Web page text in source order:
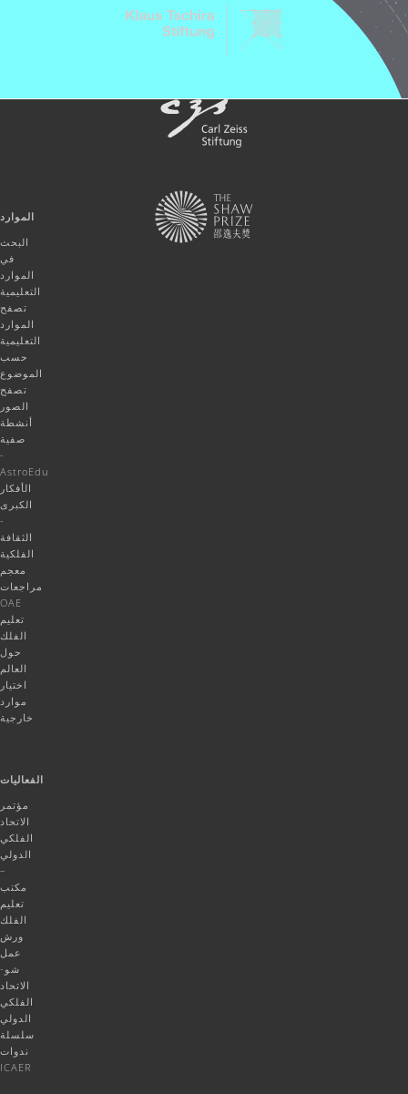
الموارد
البحث
في
الموارد
التعليمية
تصفح
الموارد
التعليمية
حسب
الموضوع
تصفح
الصور
أنشطة
صفية
-
AstroEdu
الأفكار
الكبرى
-
الثقافة
الفلكية
معجم
مراجعات
OAE
تعليم
الفلك
حول
العالم
اختيار
موارد
خارجية
الفعاليات
مؤتمر
الاتحاد
الفلكي
الدولي
–
مكتب
تعليم
الفلك
ورش
عمل
شو-
الاتحاد
الفلكي
الدولي
سلسلة
ندوات
ICAER